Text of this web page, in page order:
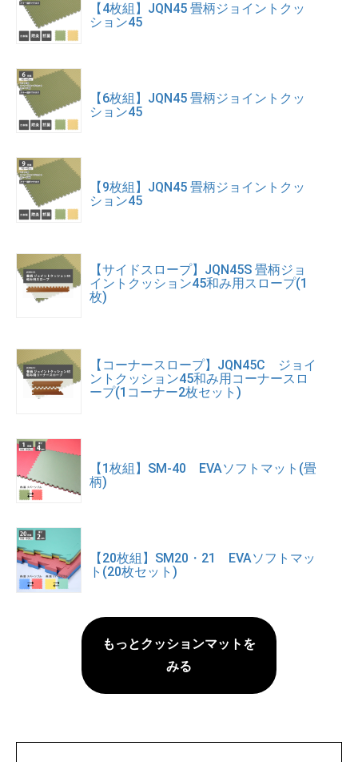
【4枚組】JQN45 畳柄ジョイントクッ
ション45
【6枚組】JQN45 畳柄ジョイントクッ
ション45
【9枚組】JQN45 畳柄ジョイントクッ
ション45
【サイドスロープ】JQN45S 畳柄ジョ
イントクッション45和み用スロープ(1
枚)
【コーナースロープ】JQN45C ジョイ
ントクッション45和み用コーナースロ
ープ(1コーナー2枚セット)
【1枚組】SM-40 EVAソフトマット(畳
柄)
【20枚組】SM20・21 EVAソフトマッ
ト(20枚セット)
もっとクッションマットを
みる